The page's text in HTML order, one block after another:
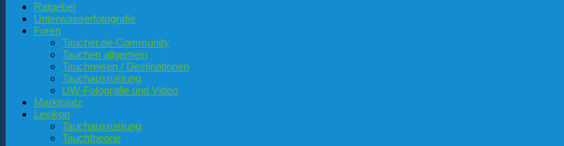
Ratgeber
Unterwasserfotografie
Foren
Taucher.de-Community
Tauchen allgemein
Tauchreisen / Destinationen
Tauchausrüstung
UW-Fotografie und Video
Marktplatz
Lexikon
Tauchausrüstung
Tauchtheorie